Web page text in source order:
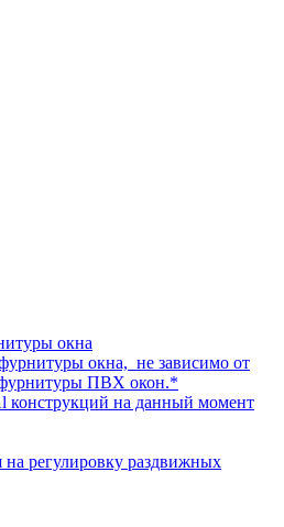
окна
окна, не зависимо от
ПВХ окон.*
конструкций на данный момент
на регулировку раздвижных